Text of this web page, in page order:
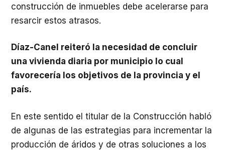
construcción de inmuebles debe acelerarse para
resarcir estos atrasos.
Díaz-Canel reiteró la necesidad de concluir
una vivienda diaria por municipio lo cual
favorecería los objetivos de la provincia y el
país.
En este sentido el titular de la Construcción habló
de algunas de las estrategias para incrementar la
producción de áridos y de otras soluciones a los